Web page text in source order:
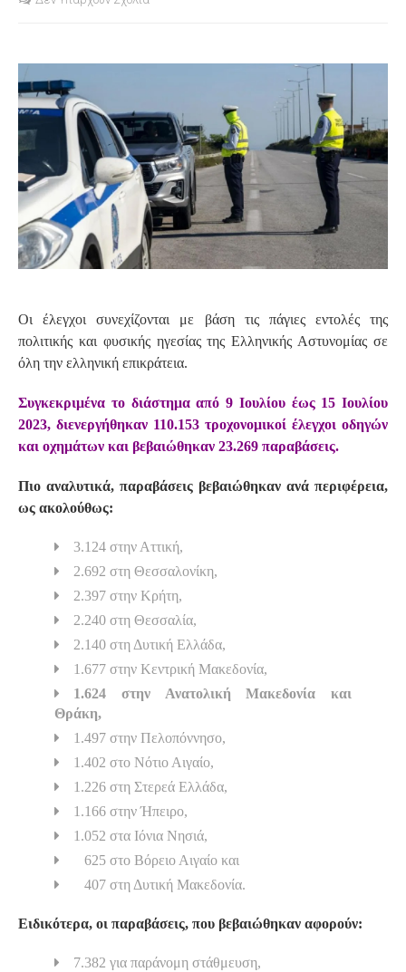
Οι έλεγχοι συνεχίζονται με βάση τις πάγιες εντολές της
πολιτικής και φυσικής ηγεσίας της Ελληνικής Αστυνομίας σε
όλη την ελληνική επικράτεια.
Συγκεκριμένα το διάστημα από 9 Ιουλίου έως 15 Ιουλίου
2023, διενεργήθηκαν 110.153 τροχονομικοί έλεγχοι οδηγών
και οχημάτων και βεβαιώθηκαν 23.269 παραβάσεις.
Πιο αναλυτικά, παραβάσεις βεβαιώθηκαν ανά περιφέρεια,
ως ακολούθως:
3.124 στην Αττική,
2.692 στη Θεσσαλονίκη,
2.397 στην Κρήτη,
2.240 στη Θεσσαλία,
2.140 στη Δυτική Ελλάδα,
1.677 στην Κεντρική Μακεδονία,
1.624 στην Ανατολική Μακεδονία και
Θράκη,
1.497 στην Πελοπόννησο,
1.402 στο Νότιο Αιγαίο,
1.226 στη Στερεά Ελλάδα,
1.166 στην Ήπειρο,
1.052 στα Ιόνια Νησιά,
625 στο Βόρειο Αιγαίο και
407 στη Δυτική Μακεδονία.
Ειδικότερα, οι παραβάσεις, που βεβαιώθηκαν αφορούν:
7.382 για παράνομη στάθμευση,